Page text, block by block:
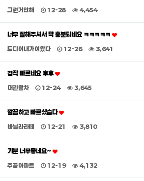
그런거안해 12-28 4,454
너무 잘해주셔서 막 흥분되네요 ㅋㅋㅋㅋㅋ
드디어내가여왔다 12-26 3,641
경작 빠르네요 후후
대관람차 12-24 3,645
깔끔하고 빠르셨슴다
바닐라라떼 12-21 3,810
기분 너무좋네요~
주공아파트 12-19 4,132